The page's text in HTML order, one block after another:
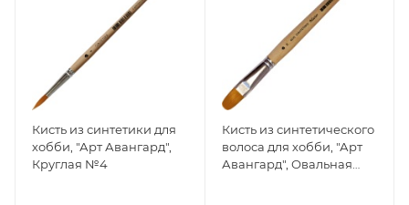
Кисть из синтетики для
хобби, "Арт Авангард",
Круглая №4
Кисть из синтетического
волоса для хобби, "Арт
Авангард", Овальная